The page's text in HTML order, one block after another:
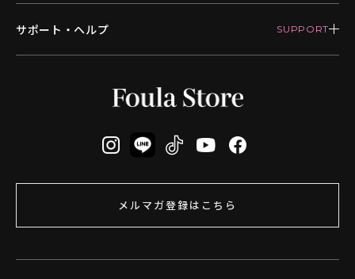
サポート・ヘルプ
メルマガ登録はこちら